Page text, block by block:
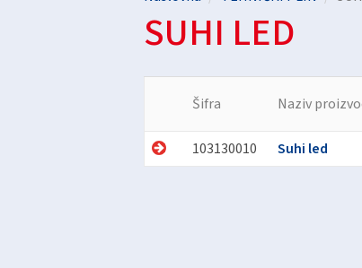
SUHI LED
Šifra Naziv
103130010
Suhi led